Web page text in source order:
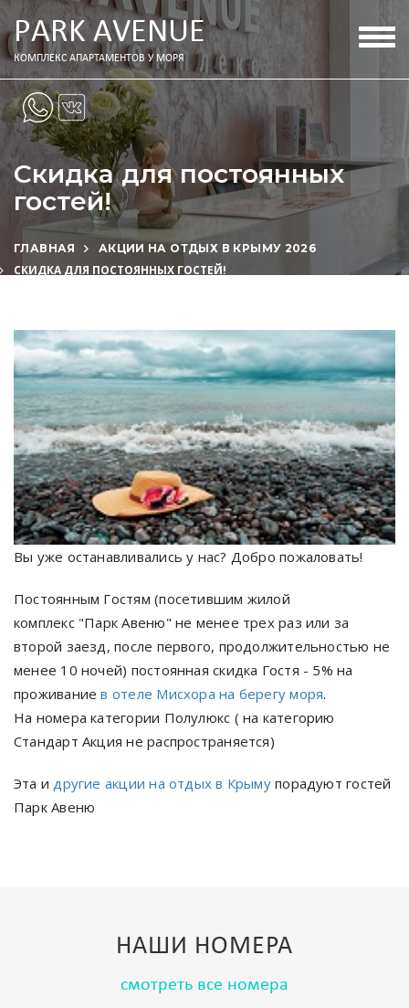
PАRK АVENUE
КОМПЛЕКС АПАРТАМЕНТОВ У МОРЯ
Скидка для постоянных
гостей!
ГЛАВНАЯ АКЦИИ НА ОТДЫХ В КРЫМУ 2026
СКИДКА ДЛЯ ПОСТОЯННЫХ ГОСТЕЙ!
Вы уже останавливались у нас? Добро пожаловать!
Постоянным Гостям (посетившим жилой
комплекс "Парк Авеню" не менее трех раз или за
второй заезд, после первого, продолжительностью не
менее 10 ночей) постоянная скидка Гостя - 5% на
проживаниев отеле Мисхора на берегу моря.
На номера категории Полулюкс ( на категорию
Стандарт Акция не распространяется)
Эта и другие акции на отдых в Крымупорадуют гостей
Парк Авеню
НАШИ НОМЕРА
смотреть все номера